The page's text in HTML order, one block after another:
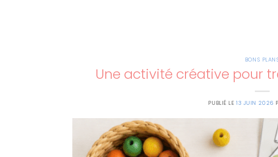
BONS
Une activité créative pour
PUBLIÉ LE13 JUIN 2026